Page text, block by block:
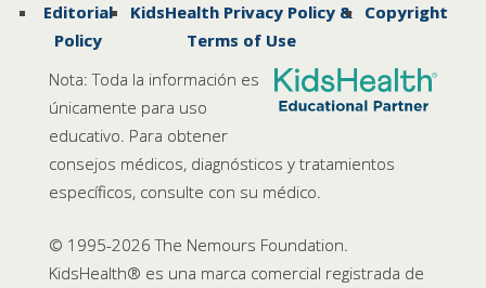
Editorial
Policy
KidsHealth Privacy Policy &
Terms of Use
Copyright
Nota: Toda la información es
únicamente para uso
educativo. Para obtener
consejos médicos, diagnósticos y tratamientos
específicos, consulte con su médico.
© 1995-2026 The Nemours Foundation.
KidsHealth® es una marca comercial registrada de